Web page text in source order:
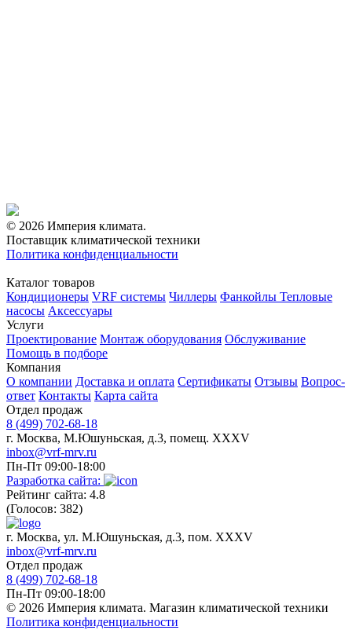
© 2026 Империя климата.
Поставщик климатической техники
Политика конфиденциальности
Каталог товаров
Кондиционеры VRF системы Чиллеры Фанкойлы Тепловые
насосы Аксессуары
Услуги
Проектирование Монтаж оборудования Обслуживание
Помощь в подборе
Компания
О компании Доставка и оплата Сертификаты Отзывы Вопрос-
ответ Контакты Карта сайта
Отдел продаж
8 (499) 702-68-18
г. Москва, М.Юшуньская, д.3, помещ. XXXV
inbox@vrf-mrv.ru
Пн-Пт 09:00-18:00
Разработка сайта:
Рейтинг сайта: 4.8
(Голосов: 382)
г. Москва, ул. М.Юшуньская, д.3, пом. XXXV
inbox@vrf-mrv.ru
Отдел продаж
8 (499) 702-68-18
Пн-Пт 09:00-18:00
© 2026 Империя климата. Магазин климатической техники
Политика конфиденциальности